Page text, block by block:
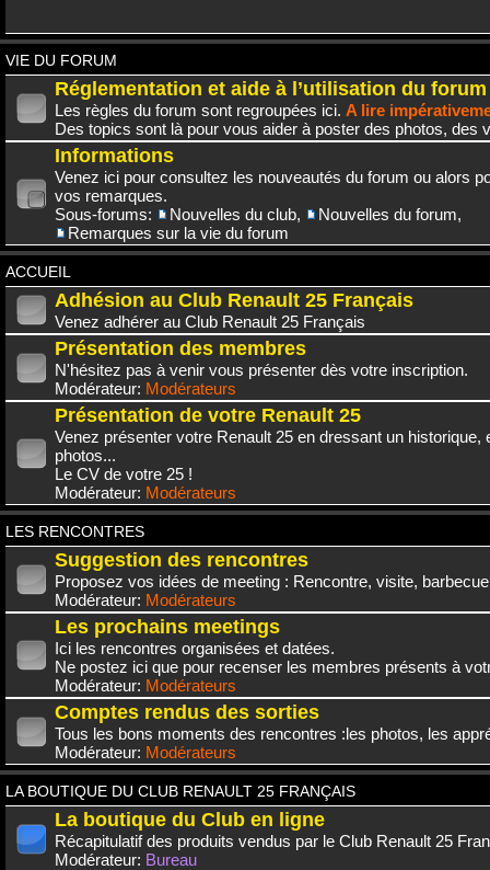
VIE DU FORUM
Réglementation et aide à l’utilisation du forum
Les règles du forum sont regroupées ici. A lire
Des topics sont là pour vous aider à poster des photos, des
Informations
Venez ici pour consultez les nouveautés du forum ou alors
vos remarques.
Sous-forums:
Nouvelles du club, Nouvelles du forum,
Remarques sur la vie du forum
ACCUEIL
Adhésion au Club Renault 25 Français
Venez adhérer au Club Renault 25 Français
Présentation des membres
N'hésitez pas à venir vous présenter dès votre inscription.
Modérateur: Modérateurs
Présentation de votre Renault 25
Venez présenter votre Renault 25 en dressant un historique,
photos...
Le CV de votre 25 !
Modérateur: Modérateurs
LES RENCONTRES
Suggestion des rencontres
Proposez vos idées de meeting : Rencontre, visite,
Modérateur: Modérateurs
Les prochains meetings
Ici les rencontres organisées et datées.
Ne postez ici que pour recenser les membres présents à
Modérateur: Modérateurs
Comptes rendus des sorties
Tous les bons moments des rencontres :les photos, les
Modérateur: Modérateurs
LA BOUTIQUE DU CLUB RENAULT 25 FRANÇAIS
La boutique du Club en ligne
Récapitulatif des produits vendus par le Club Renault 25
Modérateur: Bureau